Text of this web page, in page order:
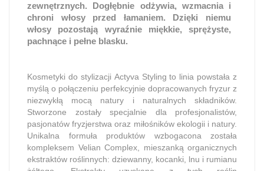
zewnętrznych. Dogłębnie odżywia, wzmacnia i
chroni włosy przed łamaniem. Dzięki niemu
włosy pozostają wyraźnie miękkie, sprężyste,
pachnące i pełne blasku.
Kosmetyki do stylizacji Actyva Styling to linia powstała z
myślą o połączeniu perfekcyjnie dopracowanych fryzur z
niezwykłą mocą natury i naturalnych składników.
Stworzone zostały specjalnie dla profesjonalistów,
pasjonatów fryzjerstwa oraz miłośników ekologii i natury.
Unikalna formuła produktów wzbogacona została
kompleksem Velian Complex, mieszanką organicznych
ekstraktów roślinnych: dziewanny, kocanki, lnu i rumianu